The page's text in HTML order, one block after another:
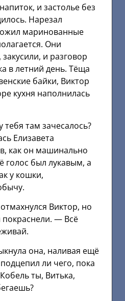
и застолье без
Нарезал
маринованные
Они
и разговор
в летний день. Тёща
байки, Виктор
кухня наполнилась
там зачесалось?
Елизавета
как он машинально
голос был лукавым, а
у кошки,
Виктор, но
покраснели. — Всё
она, наливая ещё
ли чего, пока
ты, Витька,